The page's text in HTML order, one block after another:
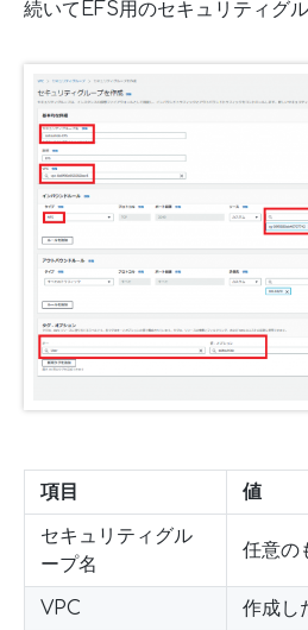
続いてEFS用のセキュリティグ
項目 値
セキュリティグル
ープ名
任意の
VPC 作成し